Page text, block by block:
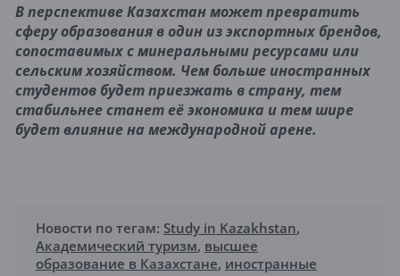
В перспективе Казахстан может превратить
сферу образования в один из экспортных брендов,
сопоставимых с минеральными ресурсами или
сельским хозяйством. Чем больше иностранных
студентов будет приезжать в страну, тем
стабильнее станет её экономика и тем шире
будет влияние на международной арене.
Новости по тегам: Study in Kazakhstan,
Академический туризм, высшее
образование в Казахстане, иностранные